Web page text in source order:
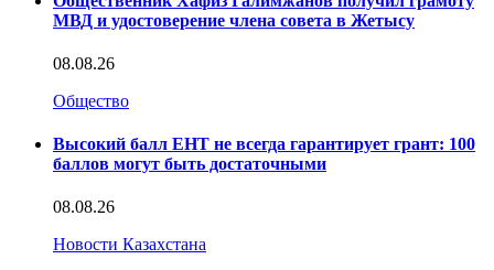
МВД и удостоверение члена совета в Жетысу
08.08.26
Общество
Высокий балл ЕНТ не всегда гарантирует грант: 100
баллов могут быть достаточными
08.08.26
Новости Казахстана